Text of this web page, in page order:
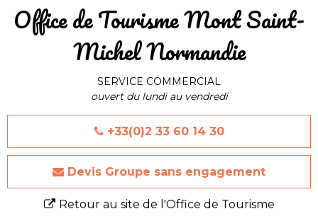
​Office de Tourisme Mont Saint-
Michel Normandie
SERVICE COMMERCIAL
ouvert du lundi au vendredi
+33(0)2 33 60 14 30
Devis Groupe sans engagement
Retour au site de l'Office de Tourisme